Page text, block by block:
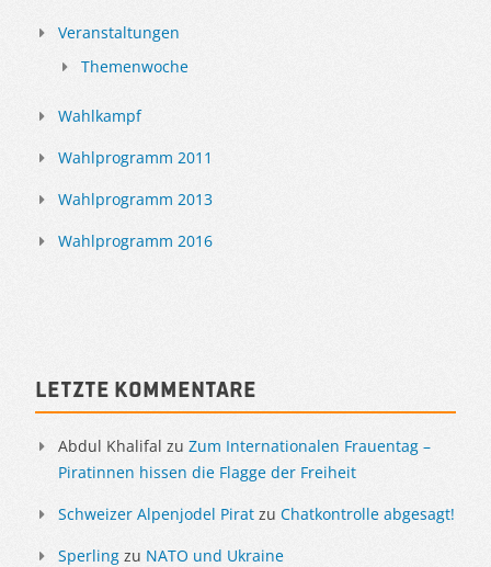
Veranstaltungen
Themenwoche
Wahlkampf
Wahlprogramm 2011
Wahlprogramm 2013
Wahlprogramm 2016
Letzte Kommentare
Abdul Khalifal zu Zum Internationalen Frauentag –
Piratinnen hissen die Flagge der Freiheit
Schweizer Alpenjodel Pirat zu Chatkontrolle abgesagt!
Sperling zu NATO und Ukraine